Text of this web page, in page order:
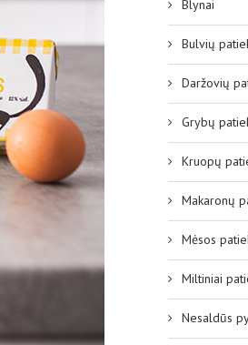
Blynai
Bulvių
Daržovių
Grybų
Kruopų
Makaronų
Mėsos
Miltiniai
Nesaldūs